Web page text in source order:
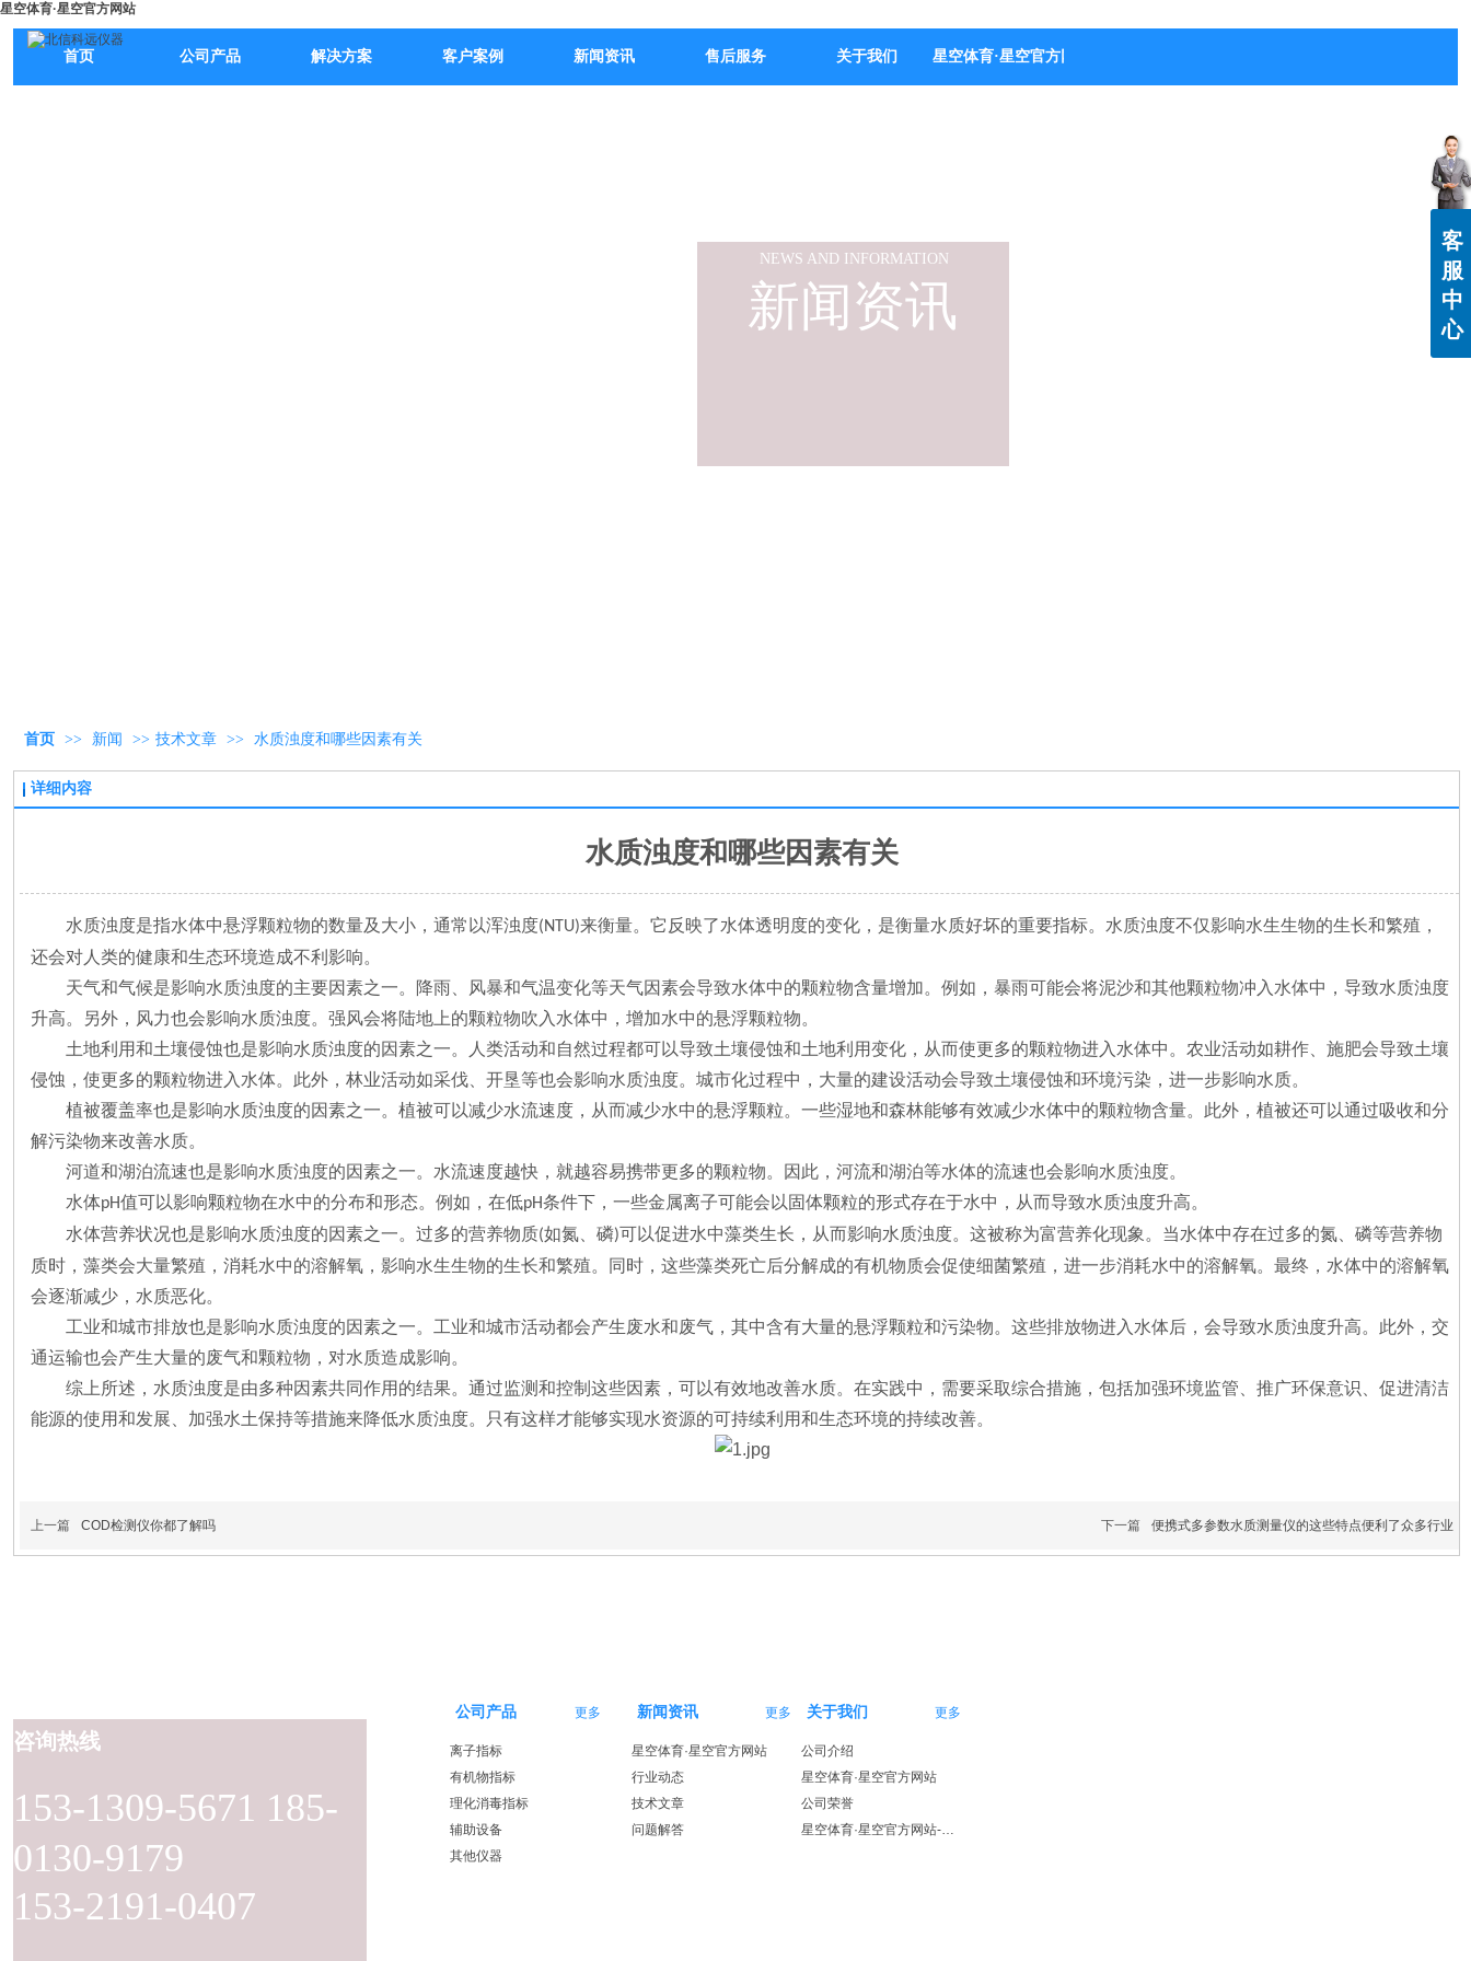
星空体育·星空官方网站
首页 公司产品 解决方案 客户案例 新闻资讯 售后服务 关于我们 星空体育·星空官方网站-星空体育（中国）
新闻资讯
NEWS AND INFORMATION
首页 >> 新闻 >> 技术文章 >> 水质浊度和哪些因素有关
详细内容
水质浊度和哪些因素有关
水质浊度是指水体中悬浮颗粒物的数量及大小，通常以浑浊度(NTU)来衡量。它反映了水体透明度的变化，是衡量水质好坏的重要指标。水质浊度不仅影响水生生物的生长和繁殖，
还会对人类的健康和生态环境造成不利影响。
天气和气候是影响水质浊度的主要因素之一。降雨、风暴和气温变化等天气因素会导致水体中的颗粒物含量增加。例如，暴雨可能会将泥沙和其他颗粒物冲入水体中，导致水质浊度
升高。另外，风力也会影响水质浊度。强风会将陆地上的颗粒物吹入水体中，增加水中的悬浮颗粒物。
土地利用和土壤侵蚀也是影响水质浊度的因素之一。人类活动和自然过程都可以导致土壤侵蚀和土地利用变化，从而使更多的颗粒物进入水体中。农业活动如耕作、施肥会导致土壤
侵蚀，使更多的颗粒物进入水体。此外，林业活动如采伐、开垦等也会影响水质浊度。城市化过程中，大量的建设活动会导致土壤侵蚀和环境污染，进一步影响水质。
植被覆盖率也是影响水质浊度的因素之一。植被可以减少水流速度，从而减少水中的悬浮颗粒。一些湿地和森林能够有效减少水体中的颗粒物含量。此外，植被还可以通过吸收和分
解污染物来改善水质。
河道和湖泊流速也是影响水质浊度的因素之一。水流速度越快，就越容易携带更多的颗粒物。因此，河流和湖泊等水体的流速也会影响水质浊度。
水体pH值可以影响颗粒物在水中的分布和形态。例如，在低pH条件下，一些金属离子可能会以固体颗粒的形式存在于水中，从而导致水质浊度升高。
水体营养状况也是影响水质浊度的因素之一。过多的营养物质(如氮、磷)可以促进水中藻类生长，从而影响水质浊度。这被称为富营养化现象。当水体中存在过多的氮、磷等营养物
质时，藻类会大量繁殖，消耗水中的溶解氧，影响水生生物的生长和繁殖。同时，这些藻类死亡后分解成的有机物质会促使细菌繁殖，进一步消耗水中的溶解氧。最终，水体中的溶解氧
会逐渐减少，水质恶化。
工业和城市排放也是影响水质浊度的因素之一。工业和城市活动都会产生废水和废气，其中含有大量的悬浮颗粒和污染物。这些排放物进入水体后，会导致水质浊度升高。此外，交
通运输也会产生大量的废气和颗粒物，对水质造成影响。
综上所述，水质浊度是由多种因素共同作用的结果。通过监测和控制这些因素，可以有效地改善水质。在实践中，需要采取综合措施，包括加强环境监管、推广环保意识、促进清洁
能源的使用和发展、加强水土保持等措施来降低水质浊度。只有这样才能够实现水资源的可持续利用和生态环境的持续改善。
上一篇 COD检测仪你都了解吗 下一篇 便携式多参数水质测量仪的这些特点便利了众多行业
153-1309-5671 185-
0130-9179
153-2191-0407
咨询热线
新闻资讯 更多
星空体育·星空官方网站
行业动态
技术文章
问题解答
公司产品 更多
离子指标
有机物指标
理化消毒指标
辅助设备
其他仪器
关于我们 更多
公司介绍
星空体育·星空官方网站
公司荣誉
星空体育·星空官方网站-星空体育（中国）
客
服
中
心